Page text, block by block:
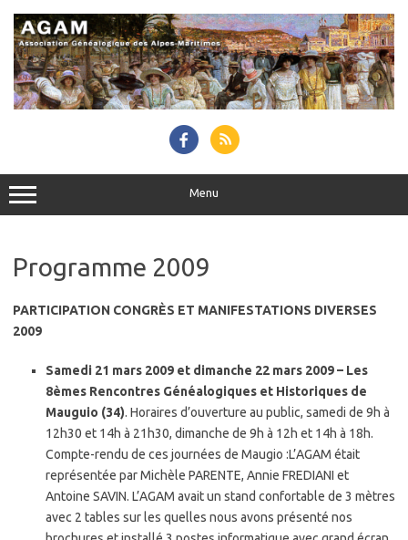
content
Menu
Programme 2009
PARTICIPATION CONGRÈS ET MANIFESTATIONS DIVERSES
2009
Samedi 21 mars 2009 et dimanche 22 mars 2009 – Les
8èmes Rencontres Généalogiques et Historiques de
Mauguio (34). Horaires d’ouverture au public, samedi de 9h à
12h30 et 14h à 21h30, dimanche de 9h à 12h et 14h à 18h.
Compte-rendu de ces journées de Maugio :L’AGAM était
représentée par Michèle PARENTE, Annie FREDIANI et
Antoine SAVIN. L’AGAM avait un stand confortable de 3 mètres
avec 2 tables sur les quelles nous avons présenté nos